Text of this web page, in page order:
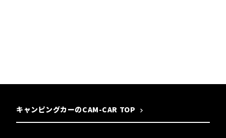
キャンピングカーのCAM-CAR TOP